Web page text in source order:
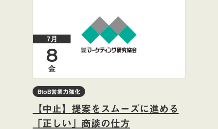
7月
8
金
BtoB営業力強化
【中止】提案をスムーズに進める
「正しい」商談の仕方